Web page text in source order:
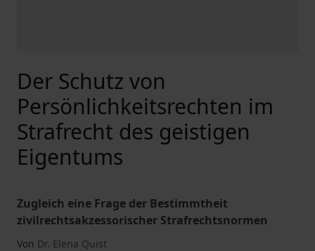
Der Schutz von
Persönlichkeitsrechten im
Strafrecht des geistigen
Eigentums
Zugleich eine Frage der Bestimmtheit
zivilrechtsakzessorischer Strafrechtsnormen
Von Dr. Elena Quist